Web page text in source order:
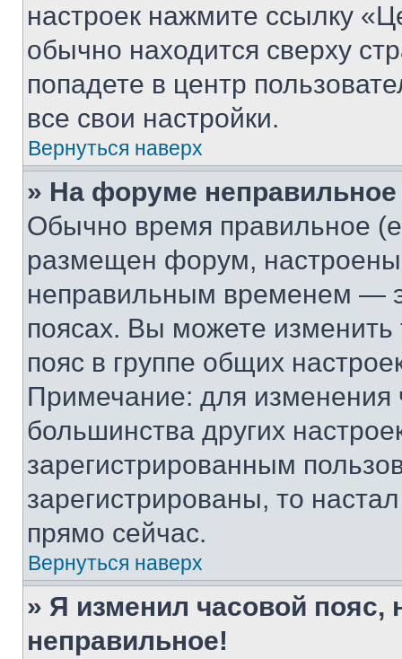
настроек нажмите ссылку
обычно находится сверху
попадете в центр
все свои настройки.
Вернуться наверх
» На форуме
Обычно время правильное
размещен форум, настроены
неправильным временем —
поясах. Вы можете изменить
пояс в группе общих
Примечание: для изменения
большинства других
зарегистрированным
зарегистрированы, то
прямо сейчас.
Вернуться наверх
» Я изменил часовой пояс,
неправильное!